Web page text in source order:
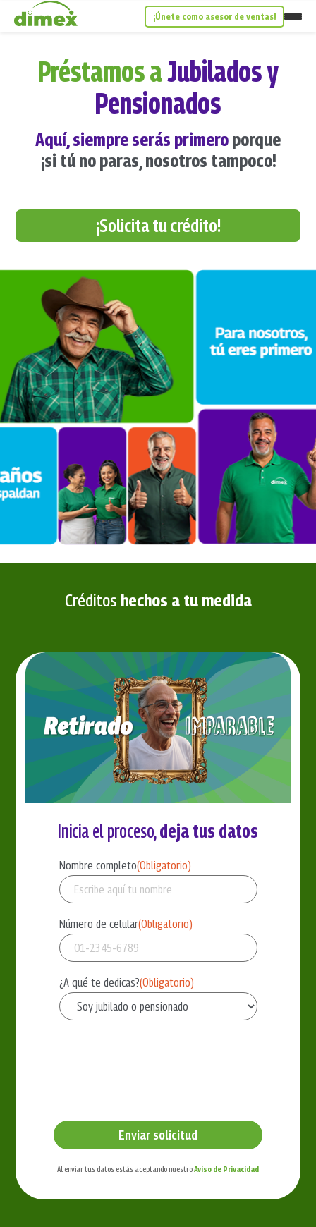
¡Únete como asesor de ventas!
Préstamos aJubilados y
Pensionados
Aquí, siempre serás primero porque
¡si tú no paras, nosotros tampoco!
¡Solicita tu crédito!
Créditos hechos a tu medida
Inicia el proceso,deja tus datos
Nombre completo(Obligatorio)
Número de celular(Obligatorio)
¿A qué te dedicas?(Obligatorio)
Al enviar tus datos estás aceptando nuestroAviso de Privacidad